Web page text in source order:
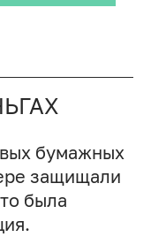
бумажных
защищали
была